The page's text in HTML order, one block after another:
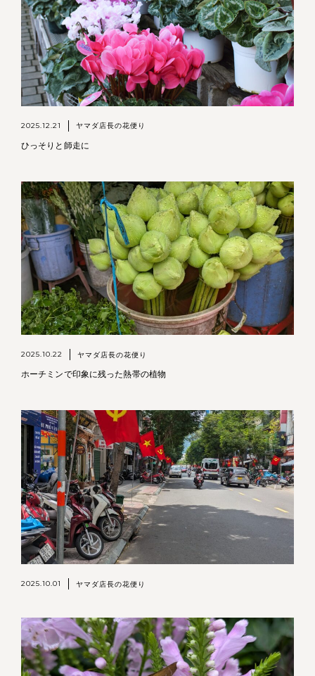
2025.12.21 ヤマダ店長の花便り
ひっそりと師走に
2025.10.22 ヤマダ店長の花便り
ホーチミンで印象に残った熱帯の植物
2025.10.01 ヤマダ店長の花便り